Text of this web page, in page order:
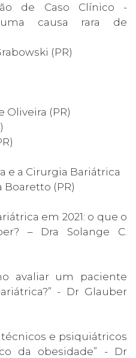
de Caso Clínico -
causa rara de
(PR)
Oliveira (PR)
e a Cirurgia Bariátrica
Boaretto (PR)
em 2021: o que o
– Dra Solange C.
avaliar um paciente
- Dr Glauber
técnicos e psiquiátricos
da obesidade” - Dr